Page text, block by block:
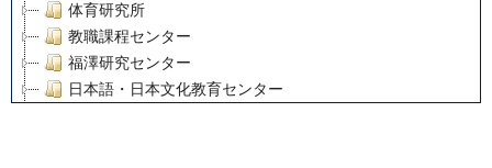
体育研究所
教職課程センター
福澤研究センター
日本語・日本文化教育センター